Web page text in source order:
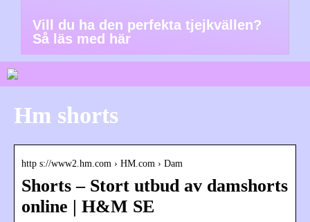
Vill du ha den perfekta tjejkvällen?
Så läs med här
Hm shorts
http s://www2.hm.com › HM.com › Dam
Shorts – Stort utbud av damshorts
online | H&M SE